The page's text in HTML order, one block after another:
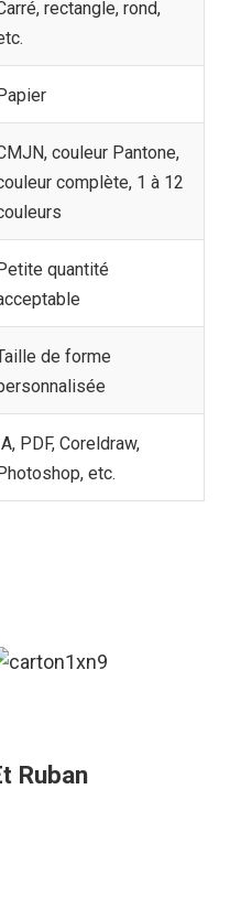
rectangle, rond,
couleur Pantone,
complète, 1 à 12
quantité
de forme
PDF, Coreldraw,
etc.
Ruban